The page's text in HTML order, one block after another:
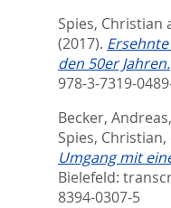
Spies, Christian
(2017).
den 50er Jahren.
978-3-7319-
Becker, Andreas,
Spies, Christian,
Umgang mit
Bielefeld:
8394-0307-5